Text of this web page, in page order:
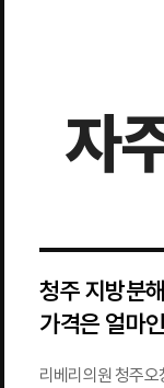
자
청주 지방분
가격은 얼마
리베리의원 청주